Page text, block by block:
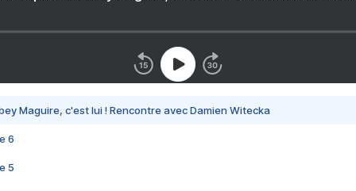
Maguire, c'est lui ! Rencontre avec Damien Witecka
6
5